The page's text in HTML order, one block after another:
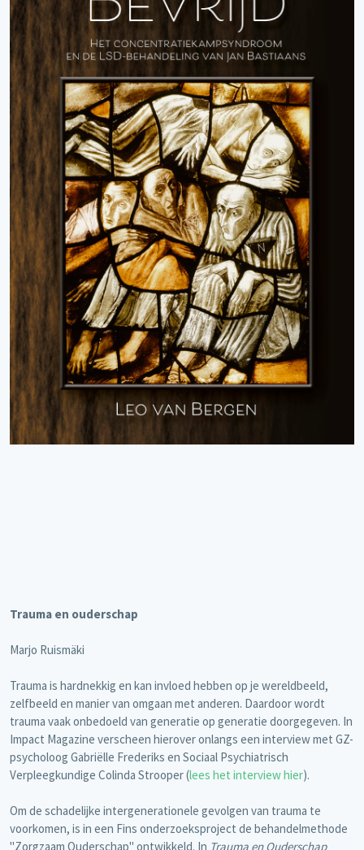
Trauma en ouderschap
Marjo Ruismäki
Trauma is hardnekkig en kan invloed hebben op je wereldbeeld,
zelfbeeld en manier van omgaan met anderen. Daardoor wordt
trauma vaak onbedoeld van generatie op generatie doorgegeven. In
Impact Magazine verscheen hierover onlangs een interview met GZ-
psycholoog Gabriëlle Frederiks en Sociaal Psychiatrisch
Verpleegkundige Colinda Strooper (lees het interview hier).
Om de schadelijke intergenerationele gevolgen van trauma te
voorkomen, is in een Fins onderzoeksproject de behandelmethode
"Zorgzaam Ouderschap" ontwikkeld. In Trauma en Ouderschap